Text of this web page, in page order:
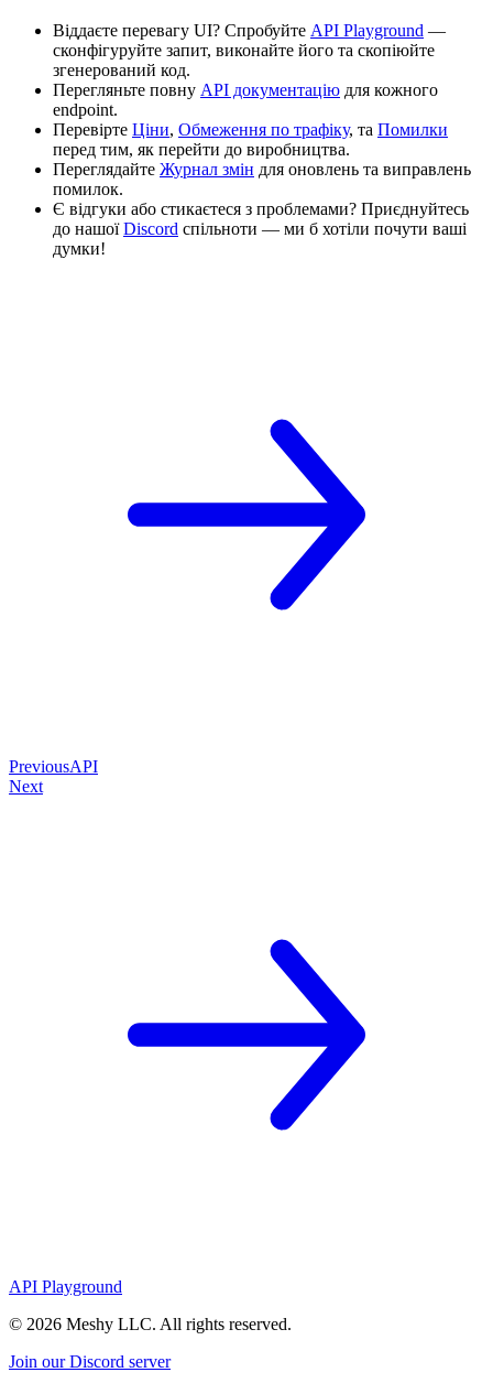
Віддаєте перевагу UI? Спробуйте API Playground —
сконфігуруйте запит, виконайте його та скопіюйте
згенерований код.
Перегляньте повну API документацію для кожного
endpoint.
Перевірте Ціни, Обмеження по трафіку, та Помилки
перед тим, як перейти до виробництва.
Переглядайте Журнал змін для оновлень та виправлень
помилок.
Є відгуки або стикаєтеся з проблемами? Приєднуйтесь
до нашоїDiscord спільноти — ми б хотіли почути ваші
думки!
PreviousAPI
Next
API Playground
© 2026 Meshy LLC. All rights reserved.
Join our Discord server